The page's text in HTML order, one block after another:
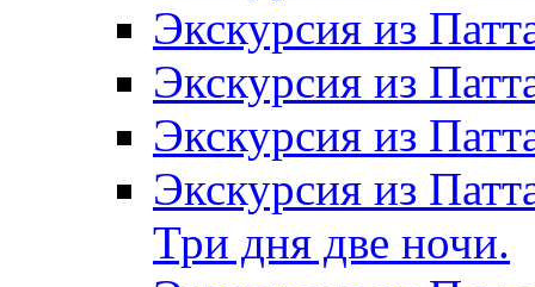
Экскурсия из
Экскурсия из
Экскурсия из
Экскурсия из
Три дня две ночи.